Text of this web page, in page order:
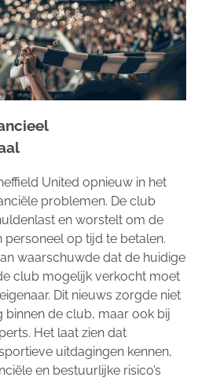
United opnieuw in het
problemen. De club
en worstelt om de
personeel op tijd te betalen.
waarschuwde dat de huidige
club mogelijk verkocht moet
Dit nieuws zorgde niet
de club, maar ook bij
Het laat zien dat
uitdagingen kennen,
en bestuurlijke risico’s